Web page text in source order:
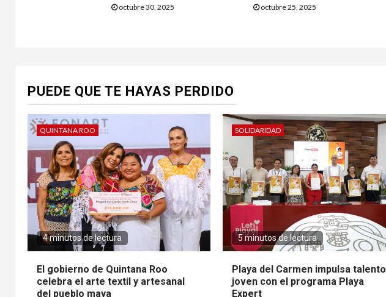
octubre 30, 2025 octubre 25, 2025
PUEDE QUE TE HAYAS PERDIDO
QUINTANA ROO
4 minutos de lectura
El gobierno de Quintana Roo
celebra el arte textil y artesanal
del pueblo maya
SOLIDARIDAD
5 minutos de lectura
Playa del Carmen impulsa talento
joven con el programa Playa
Expert